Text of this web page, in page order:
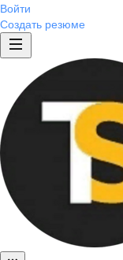
Войти
Создать резюме